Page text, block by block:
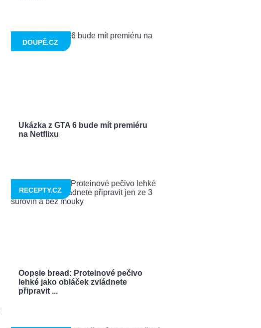
Ukázka z GTA 6 bude mít premiéru
na Netflixu
DOUPĚ.CZ
Oopsie bread: Proteinové pečivo
lehké jako obláček zvládnete
připravit ...
RECEPTY.CZ